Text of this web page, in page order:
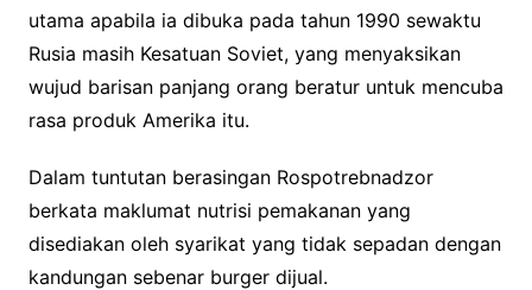
utama apabila ia dibuka pada tahun 1990 sewaktu
Rusia masih Kesatuan Soviet, yang menyaksikan
wujud barisan panjang orang beratur untuk mencuba
rasa produk Amerika itu.
Dalam tuntutan berasingan Rospotrebnadzor
berkata maklumat nutrisi pemakanan yang
disediakan oleh syarikat yang tidak sepadan dengan
kandungan sebenar burger dijual.